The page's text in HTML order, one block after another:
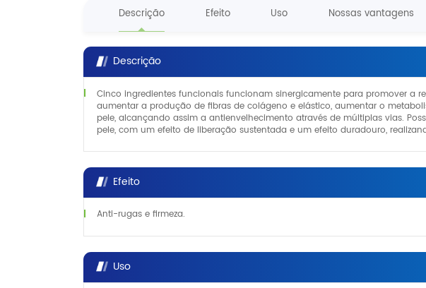
Descrição Efeito Uso Nossas vantagens
Descrição
Cinco ingredientes funcionais funcionam sinergicamente para promover a
aumentar a produção de fibras de colágeno e elástico, aumentar o
pele, alcançando assim a antienvelhecimento através de múltiplas vias.
pele, com um efeito de liberação sustentada e um efeito duradouro,
Efeito
Anti-rugas e firmeza.
Uso